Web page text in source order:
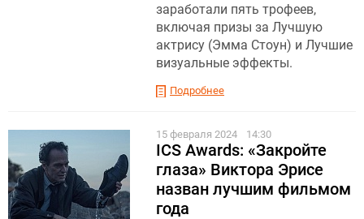
заработали пять трофеев,
включая призы за Лучшую
актрису (Эмма Стоун) и Лучшие
визуальные эффекты.
Подробнее
15 февраля 2024 14:30
ICS Awards: «Закройте
глаза» Виктора Эрисе
назван лучшим фильмом
года